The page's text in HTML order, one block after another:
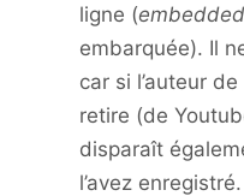
ligne (
embarquée). Il
car si l’auteur
retire (de
disparaît
l’avez enregistré.